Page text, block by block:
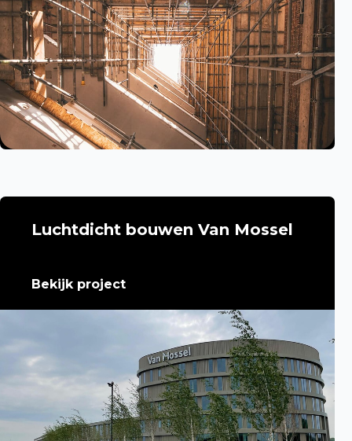
Luchtdicht bouwen Van Mossel
Bekijk project